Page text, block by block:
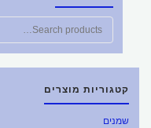
חפש
את:
קטגוריות מוצרים
שמנים